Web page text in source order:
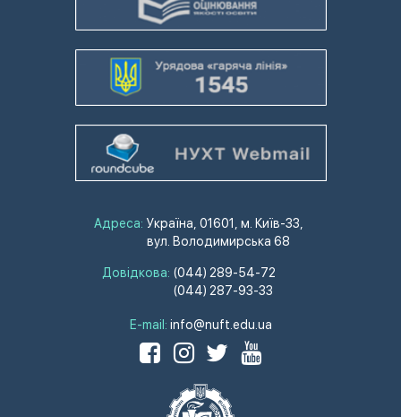
Адреса: Україна, 01601, м. Київ-33,
вул. Володимирська 68
Довідкова: (044) 289-54-72
(044) 287-93-33
E-mail: info@nuft.edu.ua